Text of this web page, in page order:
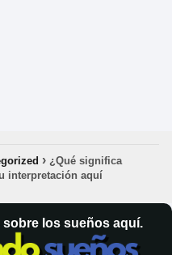
¿Qué significa
interpretación aquí
los sueños aquí.